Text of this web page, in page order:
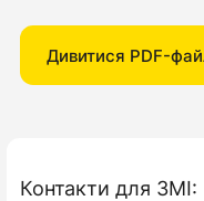
Дивитися PDF-
Контакти для ЗМІ: